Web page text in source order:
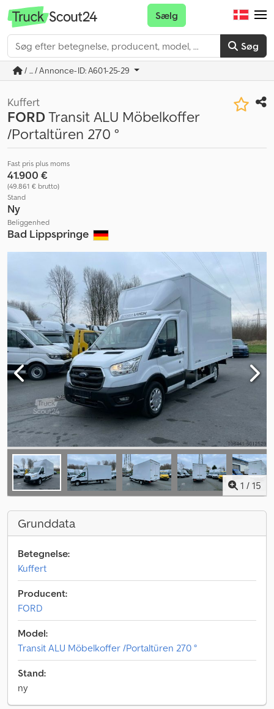
Søg
Sælg
/ ... / Annonce-ID: A601-25-29
Kuffert
FORDTransit ALU Möbelkoffer
/Portaltüren 270 °
Fast pris plus moms
41.900 €
(49.861 € brutto)
Stand
Ny
Beliggenhed
Bad Lippspringe
1 / 15
Grunddata
Betegnelse:
Kuffert
Producent:
FORD
Model:
Transit ALU Möbelkoffer /Portaltüren 270 °
Stand:
ny